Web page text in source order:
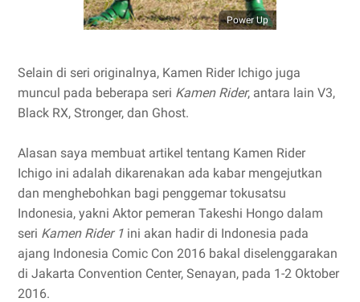
Power Up
Selain di seri originalnya, Kamen Rider Ichigo juga
muncul pada beberapa seri Kamen Rider, antara lain V3,
Black RX, Stronger, dan Ghost.
Alasan saya membuat artikel tentang Kamen Rider
Ichigo ini adalah dikarenakan ada kabar mengejutkan
dan menghebohkan bagi penggemar tokusatsu
Indonesia, yakni Aktor pemeran Takeshi Hongo dalam
seri Kamen Rider 1 ini akan hadir di Indonesia pada
ajang Indonesia Comic Con 2016 bakal diselenggarakan
di Jakarta Convention Center, Senayan, pada 1-2 Oktober
2016.